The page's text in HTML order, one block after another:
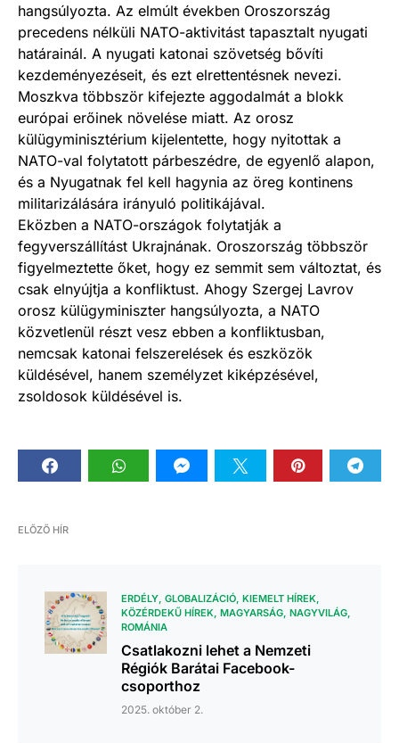
hangsúlyozta. Az elmúlt években Oroszország
precedens nélküli NATO-aktivitást tapasztalt nyugati
határainál. A nyugati katonai szövetség bővíti
kezdeményezéseit, és ezt elrettentésnek nevezi.
Moszkva többször kifejezte aggodalmát a blokk
európai erőinek növelése miatt. Az orosz
külügyminisztérium kijelentette, hogy nyitottak a
NATO-val folytatott párbeszédre, de egyenlő alapon,
és a Nyugatnak fel kell hagynia az öreg kontinens
militarizálására irányuló politikájával.
Eközben a NATO-országok folytatják a
fegyverszállítást Ukrajnának. Oroszország többször
figyelmeztette őket, hogy ez semmit sem változtat, és
csak elnyújtja a konfliktust. Ahogy Szergej Lavrov
orosz külügyminiszter hangsúlyozta, a NATO
közvetlenül részt vesz ebben a konfliktusban,
nemcsak katonai felszerelések és eszközök
küldésével, hanem személyzet kiképzésével,
zsoldosok küldésével is.
ELŐZŐ HÍR
ERDÉLY GLOBALIZÁCIÓ KIEMELT HÍREK
KÖZÉRDEKŰ HÍREK MAGYARSÁG NAGYVILÁG
ROMÁNIA
Csatlakozni lehet a Nemzeti
Régiók Barátai Facebook-
csoporthoz
2025. október 2.